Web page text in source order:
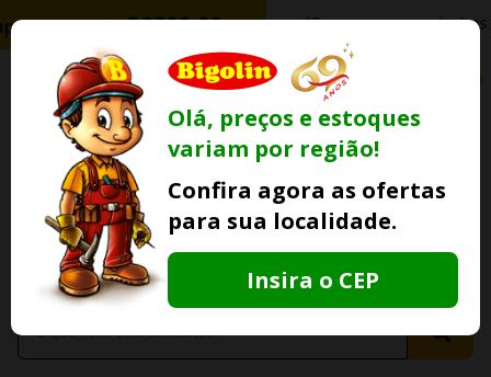
Informeseu CEP
Olá, preços e estoques
variam por região!
Confira agora as ofertas
para sua localidade.
Insira o CEP
Ofertas
Lojas Fisicas
Conta
Whatsapp